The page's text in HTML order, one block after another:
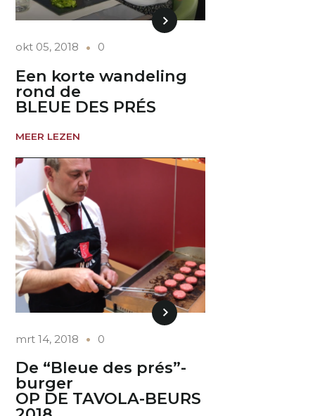
okt 05, 2018 0
Een korte wandeling
rond de
BLEUE DES PRÉS
MEER LEZEN
mrt 14, 2018 0
De “Bleue des prés”-
burger
OP DE TAVOLA-BEURS